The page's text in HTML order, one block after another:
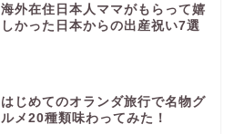
海外在住日本人ママがもらって嬉
しかった日本からの出産祝い7選
はじめてのオランダ旅行で名物グ
ルメ20種類味わってみた！